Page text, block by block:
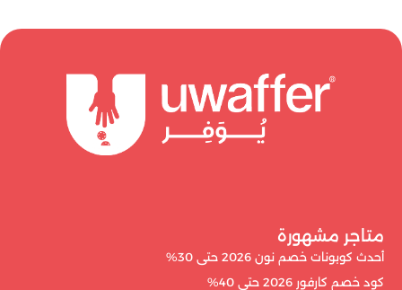
متاجر مشهورة
أحدث كوبونات خصم نون 2026 حتى 30%
كود خصم كارفور 2026 حتى 40%